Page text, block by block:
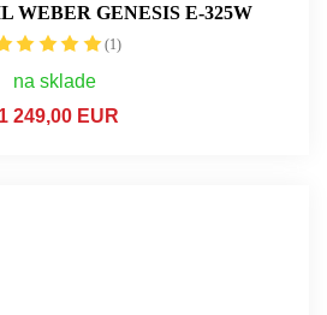
WEBER GENESIS E-325W
(1)
na sklade
1 249,00 EUR